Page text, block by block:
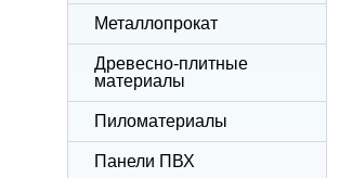
Металлопрокат
Древесно-плитные
материалы
Пиломатериалы
Панели ПВХ